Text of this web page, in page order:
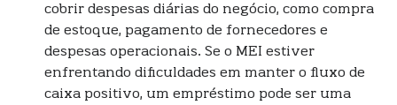
cobrir despesas diárias do negócio, como compra
de estoque, pagamento de fornecedores e
despesas operacionais. Se o MEI estiver
enfrentando dificuldades em manter o fluxo de
caixa positivo, um empréstimo pode ser uma